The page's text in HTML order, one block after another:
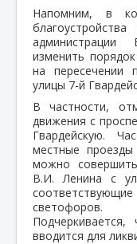
Напомним, в
администрации
изменить
на пересечении
улицы 7-й
В частности,
движения с
Гвардейскую.
местные
можно
В.И. Ленина с
светофоров.
вводится для